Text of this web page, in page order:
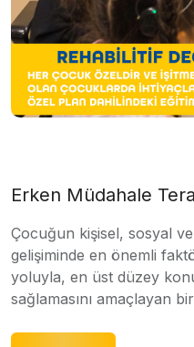
Erken Müdahale
Çocuğun kişisel, sosyal ve
gelişiminde en önemli
yoluyla, en üst düzey
sağlamasını amaçlayan